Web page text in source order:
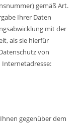
gemäß Art.
Ihrer Daten
mit der
als sie hierfür
von
Internetadresse:
gegenüber dem